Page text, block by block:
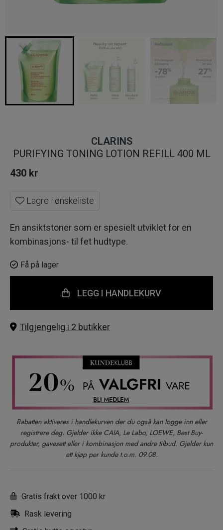
CLARINS
PURIFYING TONING LOTION REFILL 400 ML
430 kr
Lagre i ønskeliste
En ansiktstoner som er spesielt utviklet for en
kombinasjons- til fet hudtype.
Få på lager
LEGG I HANDLEKURV
Tilgjengelig i 2 butikker
Rabatten aktiveres i handlekurven der du også kan logge inn eller
registrere deg. Gjelder ikke CAIA, Le Labo, LOEWE, Best Buy-
produkter, gavesett eller i kombinasjon med andre tilbud. Gjelder kun
ett kjøp per kunde t.o.m. 09.08.
Gratis frakt over 1000 kr
Rask levering